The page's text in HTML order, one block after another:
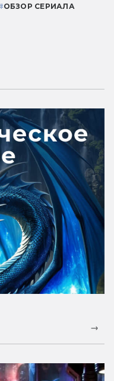
ОБЗОР СЕРИАЛА